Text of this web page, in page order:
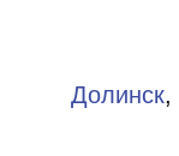
Долинск,